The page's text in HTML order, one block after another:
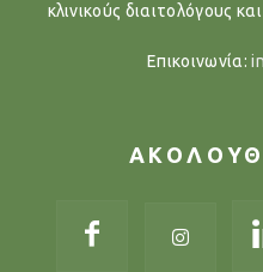
κλινικούς διαιτολόγους
Επικοινωνία: